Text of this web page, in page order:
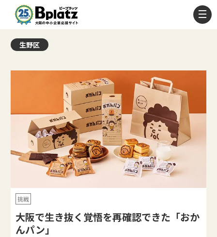
生野区
挑戦
大阪で生き抜く覚悟を再確認できた「おか
んパン」